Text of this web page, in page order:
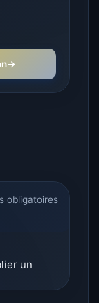
→
obligatoires
un